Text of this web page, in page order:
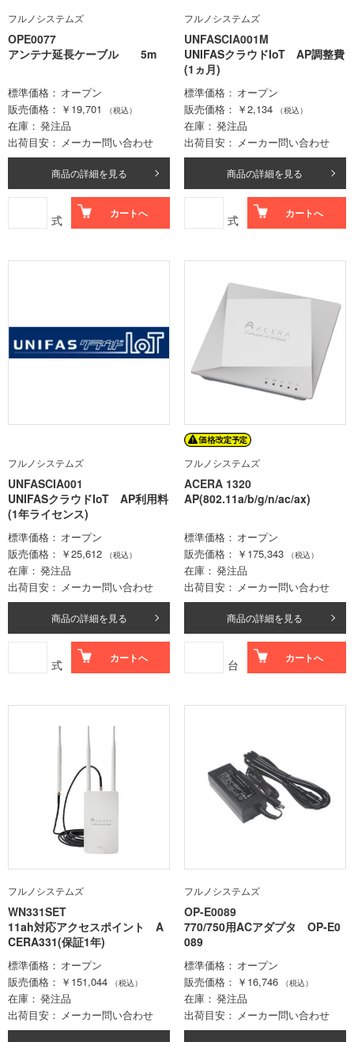
フルノシステムズ
OPE0077
アンテナ延長ケーブル 5m
標準価格
オープン
販売価格
￥19,701 （税込）
在庫
発注品
出荷目安
メーカー問い合わせ
商品の詳細を見る
式 カートへ
フルノシステムズ
UNFASCIA001M
UNIFASクラウドIoT AP調整費
(1ヵ月)
標準価格
オープン
販売価格
￥2,134 （税込）
在庫
発注品
出荷目安
メーカー問い合わせ
商品の詳細を見る
式 カートへ
フルノシステムズ
UNFASCIA001
UNIFASクラウドIoT AP利用料
(1年ライセンス)
標準価格
オープン
販売価格
￥25,612 （税込）
在庫
発注品
出荷目安
メーカー問い合わせ
商品の詳細を見る
式 カートへ
フルノシステムズ
ACERA 1320
AP(802.11a/b/g/n/ac/ax)
標準価格
オープン
販売価格
￥175,343 （税込）
在庫
発注品
出荷目安
メーカー問い合わせ
商品の詳細を見る
台 カートへ
フルノシステムズ
WN331SET
11ah対応アクセスポイント A
CERA331(保証1年)
標準価格
オープン
販売価格
￥151,044 （税込）
在庫
発注品
出荷目安
メーカー問い合わせ
フルノシステムズ
OP-E0089
770/750用ACアダプタ OP-E0
089
標準価格
オープン
販売価格
￥16,746 （税込）
在庫
発注品
出荷目安
メーカー問い合わせ